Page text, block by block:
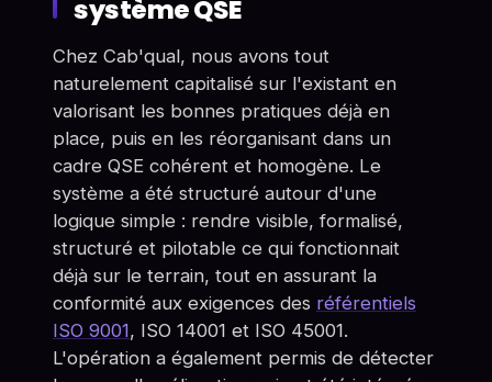
système QSE
Chez Cab'qual, nous avons tout
naturelement capitalisé sur l'existant en
valorisant les bonnes pratiques déjà en
place, puis en les réorganisant dans un
cadre QSE cohérent et homogène. Le
système a été structuré autour d'une
logique simple : rendre visible, formalisé,
structuré et pilotable ce qui fonctionnait
déjà sur le terrain, tout en assurant la
conformité aux exigences des référentiels
ISO 9001, ISO 14001 et ISO 45001.
L'opération a également permis de détecter